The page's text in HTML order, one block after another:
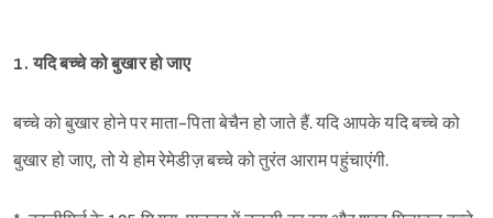
1. यदि बच्चे को बुखार हो जाए
बच्चे को बुखार होने पर माता-पिता बेचैन हो जाते हैं. यदि आपके यदि बच्चे को
बुखार हो जाए, तो ये होम रेमेडीज़ बच्चे को तुरंत आराम पहुंचाएंगी.